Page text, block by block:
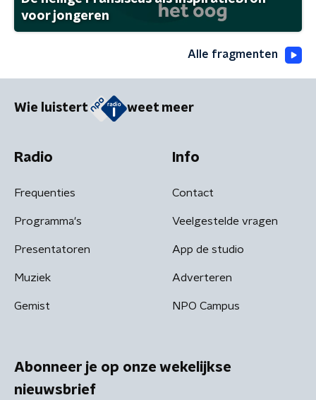
voor jongeren
Alle fragmenten
Wie luistert weet meer
Radio
Frequenties
Programma's
Presentatoren
Muziek
Gemist
Info
Contact
Veelgestelde vragen
App de studio
Adverteren
NPO Campus
Abonneer je op onze wekelijkse
nieuwsbrief